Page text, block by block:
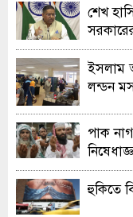
শেখ
ইসলাম
লন্ডন
পাক
হুকিতে